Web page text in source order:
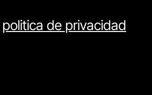
politica de privacidad